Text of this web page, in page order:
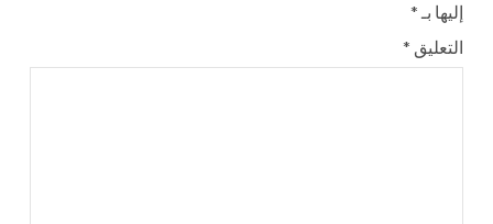
إليها بـ *
التعليق *